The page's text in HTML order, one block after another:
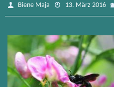
Biene Maja 13. März 2016